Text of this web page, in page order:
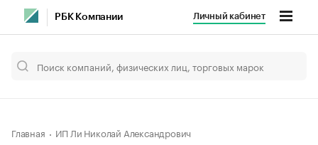
РБК Компании Личный кабинет
Главная ИП Ли Николай Александрович